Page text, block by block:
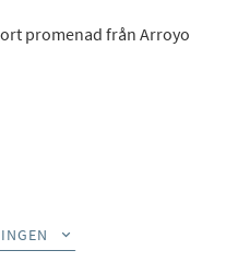
promenad från Arroyo
omfamna det